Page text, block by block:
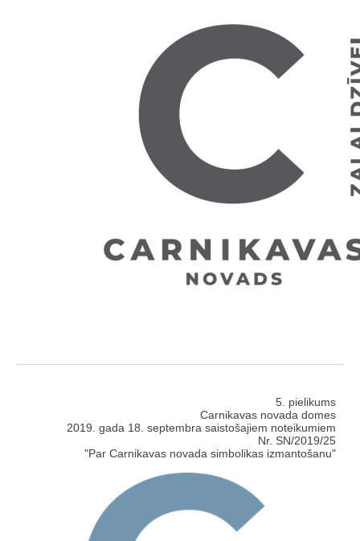
5. pielikums
Carnikavas novada domes
2019. gada 18. septembra saistošajiem noteikumiem
Nr. SN/2019/25
"Par Carnikavas novada simbolikas izmantošanu"